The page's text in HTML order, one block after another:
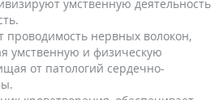
умственную деятельность
проводимость нервных волокон,
умственную и физическую
от патологий сердечно-